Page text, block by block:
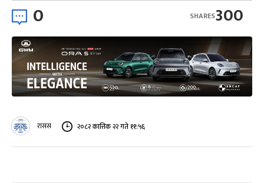
0 300
SHARES
रासस २०८२ कात्तिक २२ गते ११:५६